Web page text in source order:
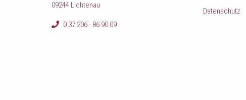
09244 Lichtenau
0 37 206 - 86 90 09
Datenschutz